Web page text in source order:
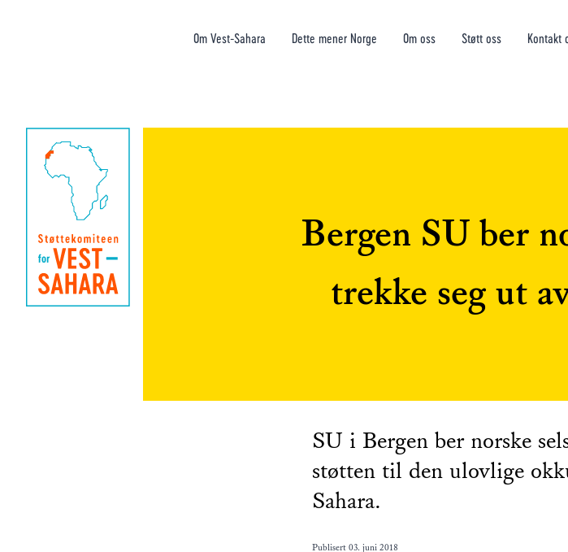
Om Vest-Sahara Dette mener Norge Om oss Støtt oss Kontakt
Bergen SU ber
trekke seg ut
SU i Bergen ber norske
støtten til den ulovlige
Sahara.
Publisert 03. juni 2018